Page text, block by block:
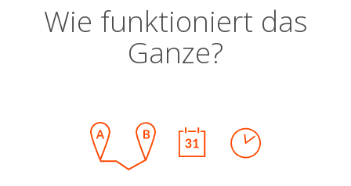
Wie funktioniert das
Ganze?